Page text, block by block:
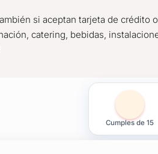
si aceptan tarjeta de crédito
catering, bebidas,
Cumples de 15
si aceptan tarjeta de